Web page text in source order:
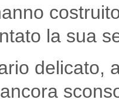
la sua
delicato,